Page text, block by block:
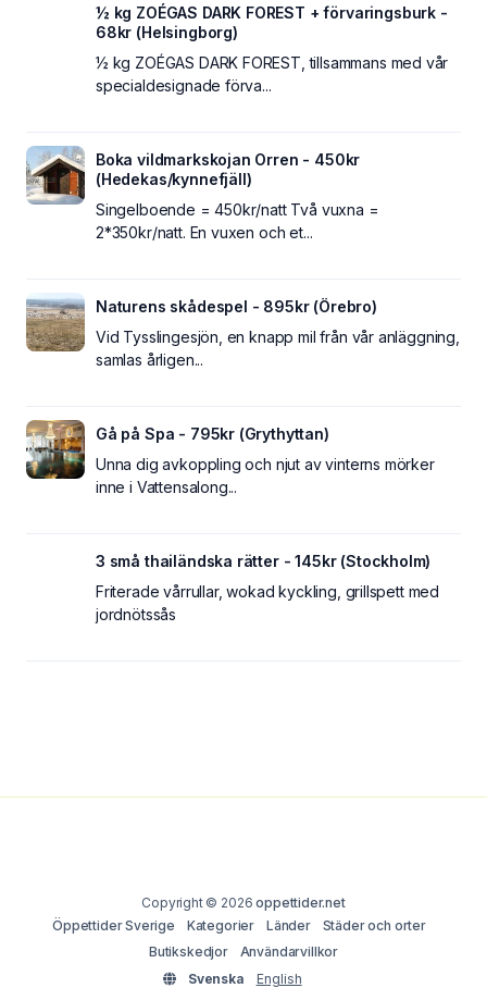
½ kg ZOÉGAS DARK FOREST + förvaringsburk -
68kr (Helsingborg)
½ kg ZOÉGAS DARK FOREST, tillsammans med vår
specialdesignade förva...
Boka vildmarkskojan Orren - 450kr
(Hedekas/kynnefjäll)
Singelboende = 450kr/natt Två vuxna =
2*350kr/natt. En vuxen och et...
Naturens skådespel - 895kr (Örebro)
Vid Tysslingesjön, en knapp mil från vår anläggning,
samlas årligen...
Gå på Spa - 795kr (Grythyttan)
Unna dig avkoppling och njut av vinterns mörker
inne i Vattensalong...
3 små thailändska rätter - 145kr (Stockholm)
Friterade vårrullar, wokad kyckling, grillspett med
jordnötssås
Copyright © 2026oppettider.net
Öppettider Sverige
Kategorier Länder
Städer och orter
Butikskedjor
Användarvillkor
Svenska
English